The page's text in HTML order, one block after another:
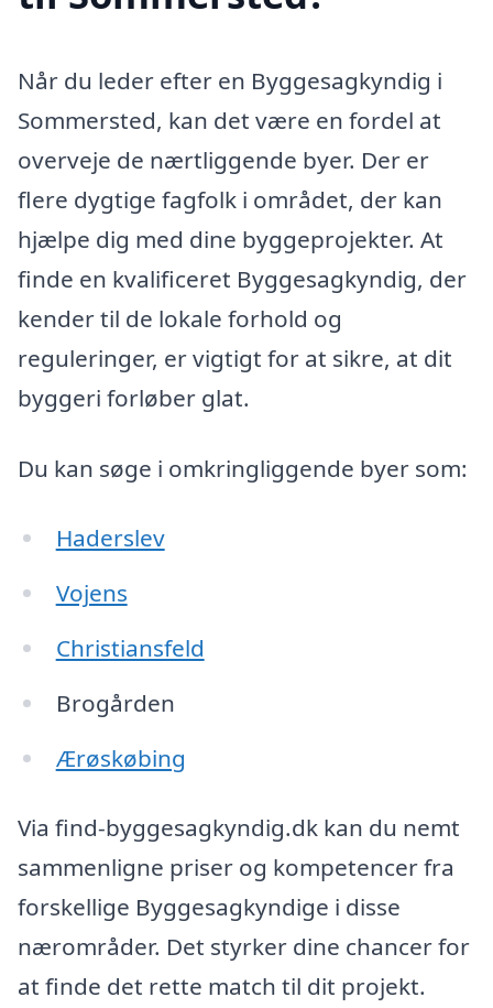
Når du leder efter en Byggesagkyndig i
Sommersted, kan det være en fordel at
overveje de nærtliggende byer. Der er
flere dygtige fagfolk i området, der kan
hjælpe dig med dine byggeprojekter. At
finde en kvalificeret Byggesagkyndig, der
kender til de lokale forhold og
reguleringer, er vigtigt for at sikre, at dit
byggeri forløber glat.
Du kan søge i omkringliggende byer som:
Haderslev
Vojens
Christiansfeld
Brogården
Ærøskøbing
Via find-byggesagkyndig.dk kan du nemt
sammenligne priser og kompetencer fra
forskellige Byggesagkyndige i disse
nærområder. Det styrker dine chancer for
at finde det rette match til dit projekt.